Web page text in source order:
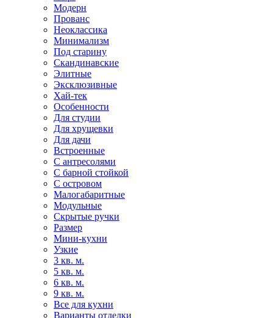
Модерн
Прованс
Неоклассика
Минимализм
Под старину
Скандинавские
Элитные
Эксклюзивные
Хай-тек
Особенности
Для студии
Для хрущевки
Для дачи
Встроенные
С антресолями
С барной стойкой
С островом
Малогабаритные
Модульные
Скрытые ручки
Размер
Мини-кухни
Узкие
3 кв. м.
5 кв. м.
6 кв. м.
9 кв. м.
Все для кухни
Варианты отделки